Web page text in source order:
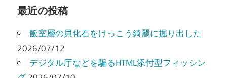
ビ
ゲ
ー
シ
最近の投稿
飯室層の貝化石をけっこう綺麗に掘り出した
2026/07/12
デジタル庁などを騙るHTML添付型フィッシン